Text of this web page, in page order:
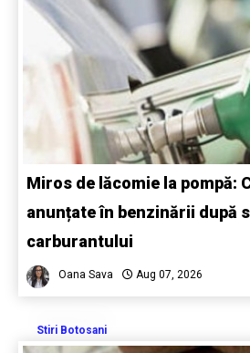
Miros de lăcomie la pompă:
anunțate în benzinării după
carburantului
Oana Sava Aug 07, 2026
Stiri Botosani